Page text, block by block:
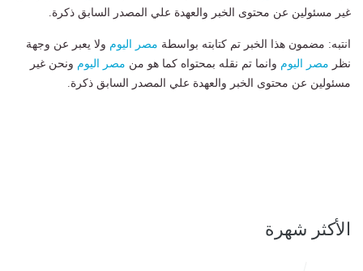
غير مسئولين عن محتوى الخبر والعهدة علي المصدر السابق ذكرة.
انتبه: مضمون هذا الخبر تم كتابته بواسطة مصر اليوم ولا يعبر عن وجهة
نظر مصر اليوم وانما تم نقله بمحتواه كما هو من مصر اليوم ونحن غير
مسئولين عن محتوى الخبر والعهدة علي المصدر السابق ذكرة.
الأكثر شهرة